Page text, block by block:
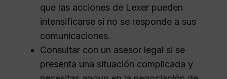
que las acciones de Lexer pueden
intensificarse si no se responde a sus
comunicaciones.
Consultar con un asesor legal si se
presenta una situación complicada y